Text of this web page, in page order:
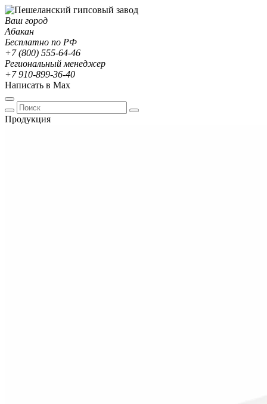
Ваш город
Абакан
Бесплатно по РФ
+7 (800) 555-64-46
Региональный менеджер
+7 910-899-36-40
Написать в Max
Продукция